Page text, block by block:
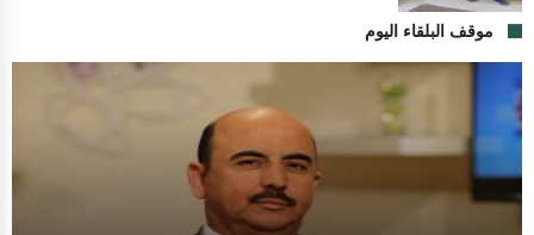
موقف البلقاء اليوم